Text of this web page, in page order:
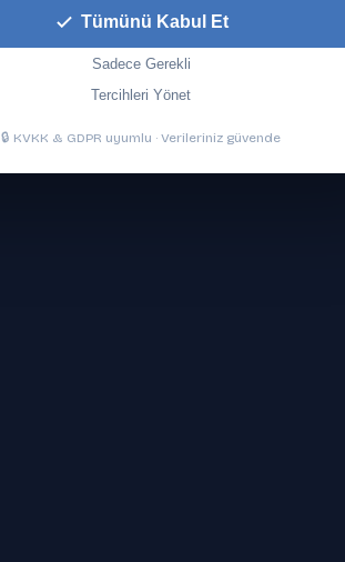
Tümünü Kabul Et
Sadece Gerekli
Tercihleri Yönet
🔒 KVKK & GDPR uyumlu · Verileriniz güvende